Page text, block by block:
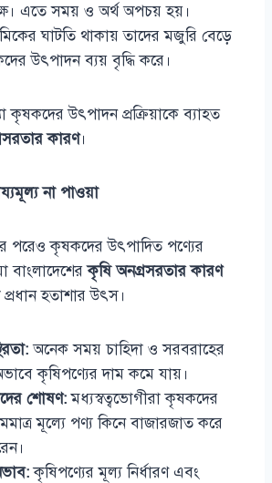
এতে সময় ও অর্থ অপচয় হয়।
ঘাটতি থাকায় তাদের মজুরি বেড়ে
উৎপাদন ব্যয় বৃদ্ধি করে।
কৃষকদের উৎপাদন প্রক্রিয়াকে ব্যাহত
কারণ।
না পাওয়া
পরেও কৃষকদের উৎপাদিত পণ্যের
বাংলাদেশেরকৃষি অনগ্রসরতার কারণ
হতাশার উৎস।
অনেক সময় চাহিদা ও সরবরাহের
কৃষিপণ্যের দাম কমে যায়।
শোষণ:মধ্যস্বত্বভোগীরা কৃষকদের
মূল্যে পণ্য কিনে বাজারজাত করে
কৃষিপণ্যের মূল্য নির্ধারণ এবং